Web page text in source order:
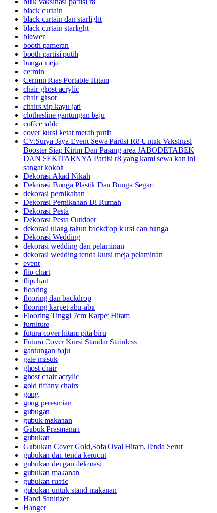
black curtain
black curtain dan starlight
black curtain starlight
blower
booth pameran
booth partisi putih
bunga meja
cermin
Cermin Rias Portable Hitam
chair ghost acrylic
chair ghsot
chairs vip kayu jati
clothesline gantungan baju
coffee table
cover kursi ketat merah putih
CV.Surya Jaya Event Sewa Partisi R8 Untuk Vaksinasi
Booster Siap Kirim Dan Pasang area JABODETABEK
DAN SEKITARNYA.Partisi r8 yang kami sewa kan ini
sangat kokoh
Dekorasi Akad Nikah
Dekorasi Bunga Plastik Dan Bunga Segar
dekorasi pernikahan
Dekorasi Pernikahan Di Rumah
Dekorasi Pesta
Dekorasi Pesta Outdoor
dekorasi ulang tahun backdrop kursi dan bunga
Dekorasi Wedding
dekorasi wedding dan pelaminan
dekorasi wedding tenda kursi meja pelaminan
event
flip chart
flipchart
flooring
flooring dan backdrop
flooring karpet abu-abu
Flooring Tinggi 7cm Karpet Hitam
furniture
futura cover hitam pita biru
Futura Cover Kursi Standar Stainless
gantungan baju
gate masuk
ghost chair
ghost chair acrylic
gold tiffany chairs
gong
gong peresmian
gubugan
gubuk makanan
Gubuk Prasmanan
gubukan
Gubukan Cover Gold,Sofa Oval Hitam,Tenda Serut
gubukan dan tenda kerucut
gubukan dengan dekorasi
gubukan makanan
gubukan rustic
gubukan untuk stand makanan
Hand Sanitizer
Hanger